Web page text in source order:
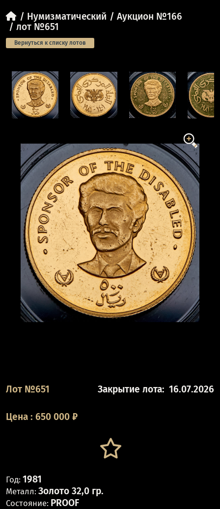
Нумизматический
Аукцион №166
лот №651
Вернуться к списку лотов
Лот №651 Закрытие лота: 16.07.2026
Цена : 650 000 ₽
Год: 1981
Металл: Золото 32,0 гр.
Состояние: PROOF